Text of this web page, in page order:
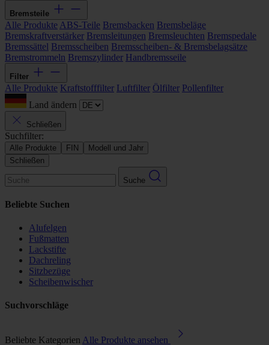
Bremsteile
Alle Produkte ABS-Teile Bremsbacken Bremsbeläge
Bremskraftverstärker Bremsleitungen Bremsleuchten Bremspedale
Bremssättel Bremsscheiben Bremsscheiben- & Bremsbelagsätze
Bremstrommeln Bremszylinder Handbremsseile
Filter
Alle Produkte Kraftstofffilter Luftfilter Ölfilter Pollenfilter
Land ändern
Schließen
Suchfilter:
Alle Produkte FIN
Modell und Jahr
Schließen
Suche
Beliebte Suchen
Alufelgen
Fußmatten
Lackstifte
Dachreling
Sitzbezüge
Scheibenwischer
Suchvorschläge
Beliebte Kategorien Alle Produkte ansehen